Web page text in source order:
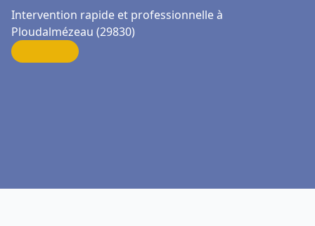
Intervention rapide et professionnelle à
Ploudalmézeau (29830)